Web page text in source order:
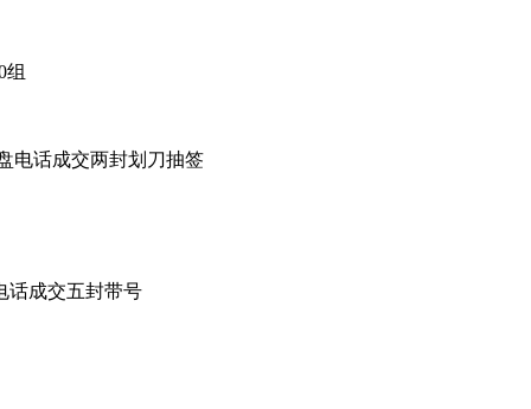
组
电话成交两封划刀抽签
话成交五封带号